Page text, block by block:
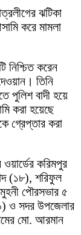
ঝটিকা
করে মামলা
নিশ্চিত করেন
তিনি
পুলিশ বাদী হয়ে
করা হয়েছে
গ্রেপ্তার করা
করিমপুর
(১৮), শরিফুল
পৌরসভার ৫
ও সদর উপজেলার
মো. আরমান